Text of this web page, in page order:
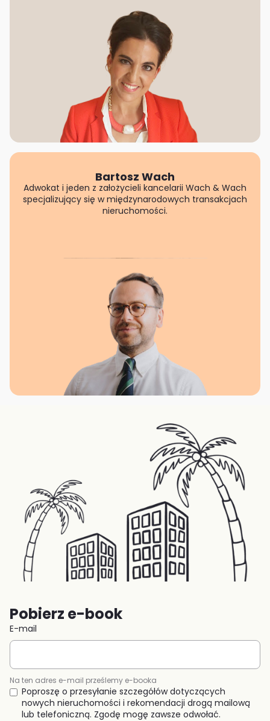
Bartosz Wach
Adwokat i jeden z założycieli kancelarii Wach & Wach
specjalizujący się w międzynarodowych transakcjach
nieruchomości.
Pobierz e-book
E-mail
Na ten adres e-mail prześlemy e-booka
Poproszę o przesyłanie szczegółów dotyczących
nowych nieruchomości i rekomendacji drogą mailową
lub telefoniczną. Zgodę mogę zawsze odwołać.